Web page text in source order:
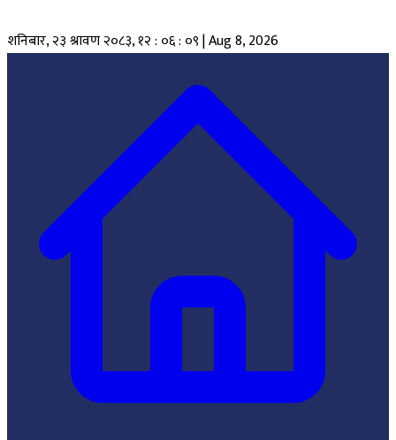
शनिबार, २३ श्रावण २०८३,१२ : ०६ : १०|Aug 8, 2026